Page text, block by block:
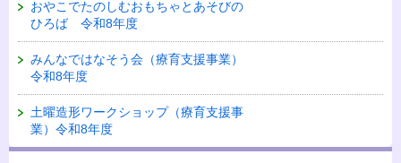
おやこでたのしむおもちゃとあそびの
ひろば 令和8年度
みんなではなそう会（療育支援事業）
令和8年度
土曜造形ワークショップ（療育支援事
業）令和8年度